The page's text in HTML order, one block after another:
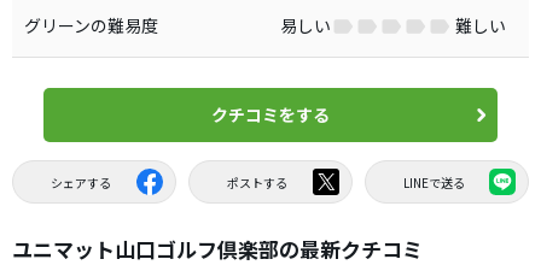
グリーンの難易度
易しい 難しい
クチコミをする
シェアする ポストする LINEで送る
ユニマット山口ゴルフ倶楽部の最新クチコミ